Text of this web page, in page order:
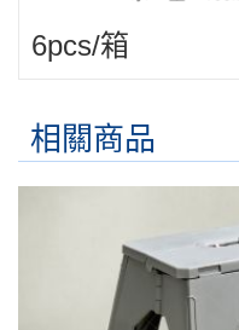
6pcs/箱
相關商品